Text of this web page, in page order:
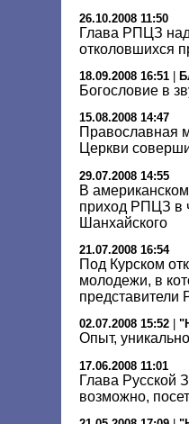
26.10.2008 11:50
Глава РПЦЗ
отколовшихся
18.09.2008 16:51
Богословие в
15.08.2008 14:47
Православная
Церкви
29.07.2008 14:55
В
приход РПЦЗ в
Шанхайского
21.07.2008 16:54
Под Курском
молодежи, в
02.07.2008 15:52
Опыт,
17.06.2008 11:01
Глава Русской
возможно,